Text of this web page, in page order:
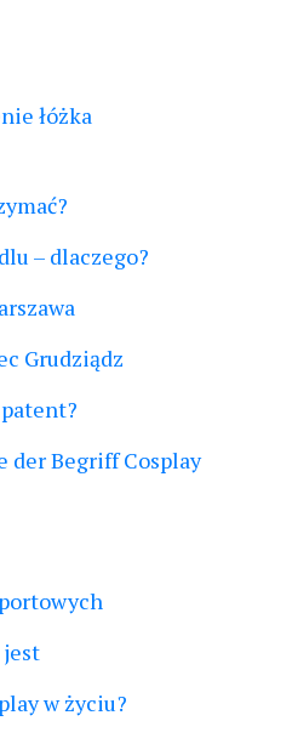
łóżka
– dlaczego?
Grudziądz
der Begriff Cosplay
jest
w życiu?